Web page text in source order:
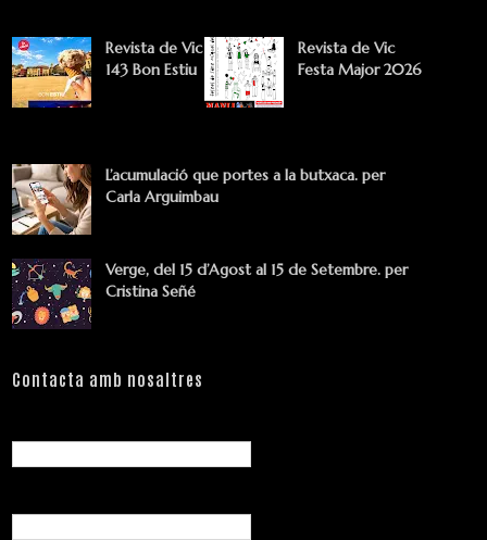
Revista de Vic
143 Bon Estiu
Revista de Vic
Festa Major 2026
L’acumulació que portes a la butxaca. per
Carla Arguimbau
Verge, del 15 d’Agost al 15 de Setembre. per
Cristina Señé
Contacta amb nosaltres